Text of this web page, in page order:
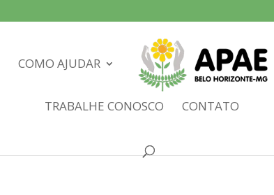
COMO AJUDAR
TRABALHE CONOSCO CONTATO